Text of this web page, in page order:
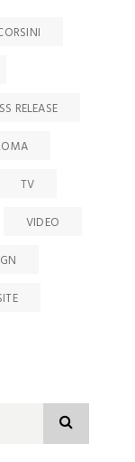
RELEASE
TV
VIDEO